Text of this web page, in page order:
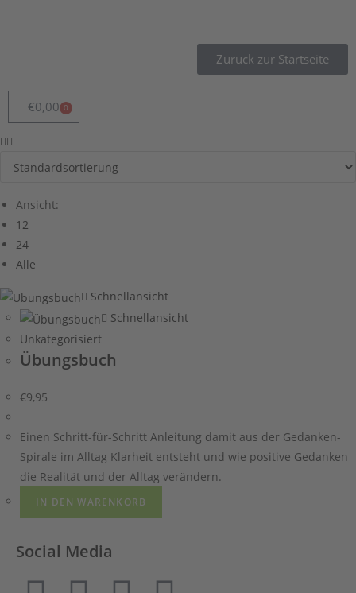
Zurück zur Startseite
€0,00 0
Ansicht:
12
24
Alle
Schnellansicht
Schnellansicht
Unkategorisiert
Übungsbuch
€9,95
Einen Schritt-für-Schritt Anleitung damit aus der Gedanken-
Spirale im Alltag Klarheit entsteht und wie positive Gedanken
die Realität und der Alltag verändern.
IN DEN WARENKORB
Social Media